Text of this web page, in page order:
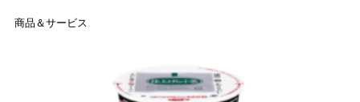
商品＆サービス